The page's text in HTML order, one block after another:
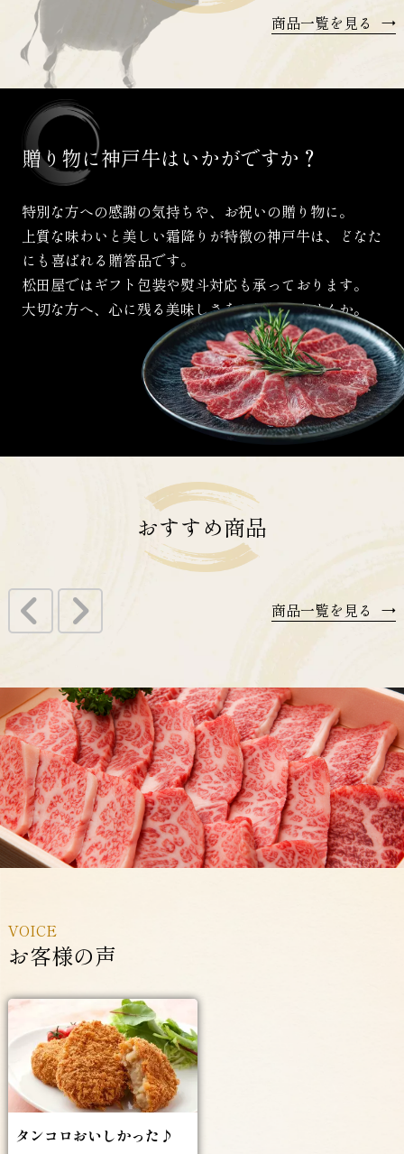
商品一覧を見る →
贈り物に神戸牛はいかがですか？
特別な方への感謝の気持ちや、お祝いの贈り物に。
上質な味わいと美しい霜降りが特徴の神戸牛は、
どなた
にも喜ばれる贈答品です。
松田屋ではギフト包装や熨斗対応も承っております。
大切な方へ、心に残る美味しさをお届けしませんか。
おすすめ商品
商品一覧を見る →
VOICE
お客様の声
タンコロおいしかった♪